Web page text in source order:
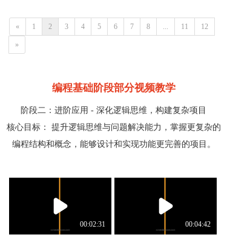
« 1 2 3 4 5 6 7 8 11 12
»
00:02:31 00:04:42
编程基础阶段部分视频教学
阶段二：进阶应用 - 深化逻辑思维，构建复杂项目
核心目标： 提升逻辑思维与问题解决能力，掌握更复杂的
编程结构和概念，能够设计和实现功能更完善的项目。